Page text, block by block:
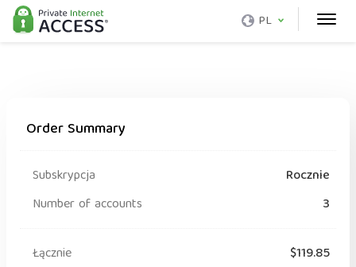
PL
Order Summary
Subskrypcja
Rocznie
Number of accounts
3
Łącznie
$119.85